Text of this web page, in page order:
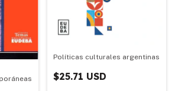
Políticas culturales argentinas
$25.71 USD